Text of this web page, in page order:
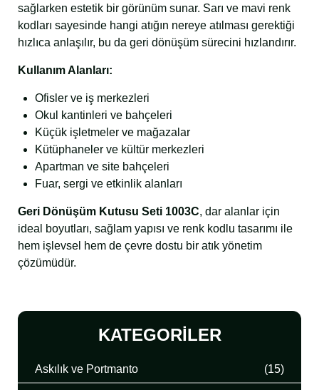
KATEGORILER
Askılık ve Portmanto (15)
sağlarken estetik bir görünüm sunar. Sarı ve mavi renk
kodları sayesinde hangi atığın nereye atılması gerektiği
hızlıca anlaşılır, bu da geri dönüşüm sürecini hızlandırır.
Kullanım Alanları:
Ofisler ve iş merkezleri
Okul kantinleri ve bahçeleri
Küçük işletmeler ve mağazalar
Kütüphaneler ve kültür merkezleri
Apartman ve site bahçeleri
Fuar, sergi ve etkinlik alanları
Geri Dönüşüm Kutusu Seti 1003C, dar alanlar için
ideal boyutları, sağlam yapısı ve renk kodlu tasarımı ile
hem işlevsel hem de çevre dostu bir atık yönetim
çözümüdür.